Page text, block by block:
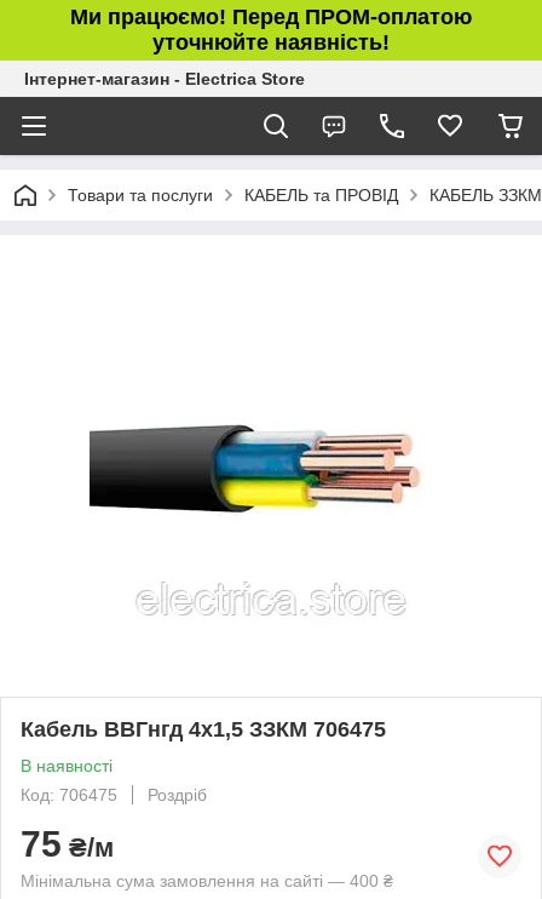
Ми працюємо! Перед ПРОМ-оплатою
уточнюйте наявність!
Інтернет-магазин - Electrica Store
Товари та послуги КАБЕЛЬ та ПРОВІД КАБЕЛЬ ЗЗКМ
Кабель ВВГнгд 4х1,5 ЗЗКМ 706475
В наявності
Код: 706475
Роздріб
75 ₴/м
Мінімальна сума замовлення на сайті — 400 ₴